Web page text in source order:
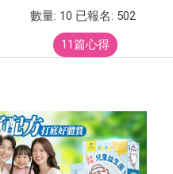
數量: 10 已報名: 502
11篇心得